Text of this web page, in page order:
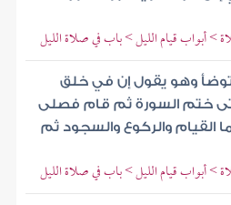
> أبواب قيام الليل > باب في صلاة الليل
وهو يقول إن في خلق
ختم السورة ثم قام فصلى
القيام والركوع والسجود ثم
> أبواب قيام الليل > باب في صلاة الليل